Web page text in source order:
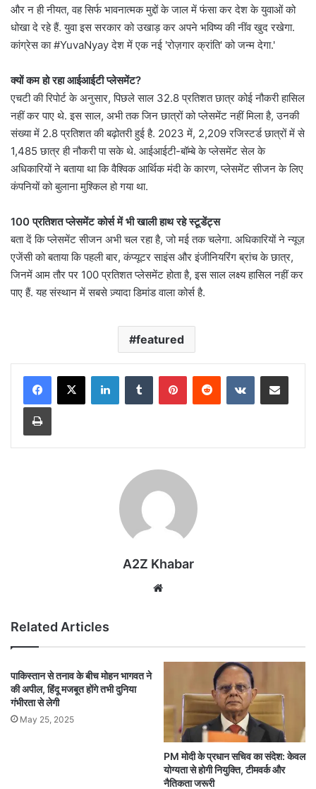
और न ही नीयत, वह सिर्फ भावनात्मक मुद्दों के जाल में फंसा कर देश के युवाओं को
धोखा दे रहे हैं. युवा इस सरकार को उखाड़ कर अपने भविष्य की नींव खुद रखेगा.
कांग्रेस का #YuvaNyay देश में एक नई 'रोज़गार क्रांति' को जन्म देगा.'
क्यों कम हो रहा आईआईटी प्लेसमेंट?
एचटी की रिपोर्ट के अनुसार, पिछले साल 32.8 प्रतिशत छात्र कोई नौकरी हासिल
नहीं कर पाए थे. इस साल, अभी तक जिन छात्रों को प्लेसमेंट नहीं मिला है, उनकी
संख्या में 2.8 प्रतिशत की बढ़ोतरी हुई है. 2023 में, 2,209 रजिस्टर्ड छात्रों में से
1,485 छात्र ही नौकरी पा सके थे. आईआईटी-बॉम्बे के प्लेसमेंट सेल के
अधिकारियों ने बताया था कि वैश्विक आर्थिक मंदी के कारण, प्लेसमेंट सीजन के लिए
कंपनियों को बुलाना मुश्किल हो गया था.
100 प्रतिशत प्लेसमेंट कोर्स में भी खाली हाथ रहे स्टूडेंट्स
बता दें कि प्लेसमेंट सीजन अभी चल रहा है, जो मई तक चलेगा. अधिकारियों ने न्यूज़
एजेंसी को बताया कि पहली बार, कंप्यूटर साइंस और इंजीनियरिंग ब्रांच के छात्र,
जिनमें आम तौर पर 100 प्रतिशत प्लेसमेंट होता है, इस साल लक्ष्य हासिल नहीं कर
पाए हैं. यह संस्थान में सबसे ज़्यादा डिमांड वाला कोर्स है.
featured
LinkedInTumblr PinterestReddit VKontakteShare via Email
Print
A2Z Khabar
Related Articles
पाकिस्तान से तनाव के बीच मोहन भागवत ने
की अपील, हिंदू मजबूत होंगे तभी दुनिया
गंभीरता से लेगी
May 25, 2025
PM मोदी के प्रधान सचिव का संदेश: केवल
योग्यता से होगी नियुक्ति, टीमवर्क और
नैतिकता जरूरी